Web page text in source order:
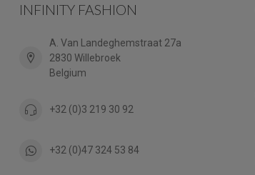
INFINITY FASHION
A. Van Landeghemstraat 27a
2830 Willebroek
Belgium
+32 (0)3 219 30 92
+32 (0)47 324 53 84